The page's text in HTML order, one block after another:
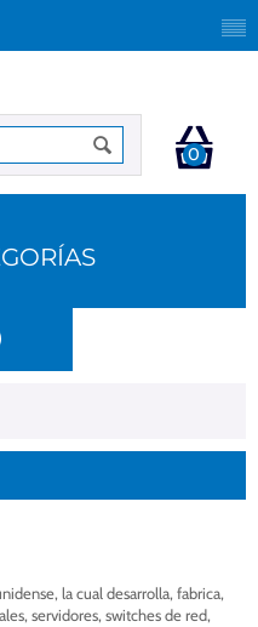
0
la cual desarrolla, fabrica,
servidores, switches de red,